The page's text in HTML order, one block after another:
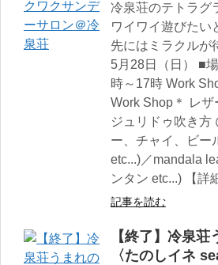
冷泉荘のテトラグ
ワイワイ遊びたい
先にはミラクルが
5月28日（日） ■
時～17時 Work
Work Shop＊ レ
ジュリドゥ吹き方
ー、チャイ、ビー
etc...)／mandala
ンタン etc...) 【詳
記事を読む
【終了】冷泉
〈たのしイネ